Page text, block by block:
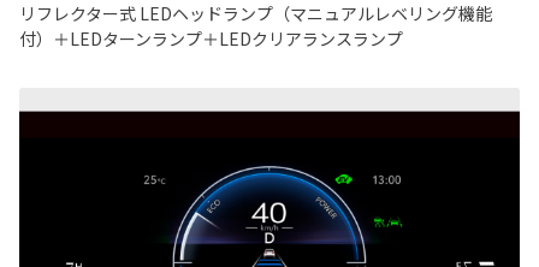
リフレクター式 LEDヘッドランプ（マニュアルレベリング機能
付）＋LEDターンランプ＋LEDクリアランスランプ